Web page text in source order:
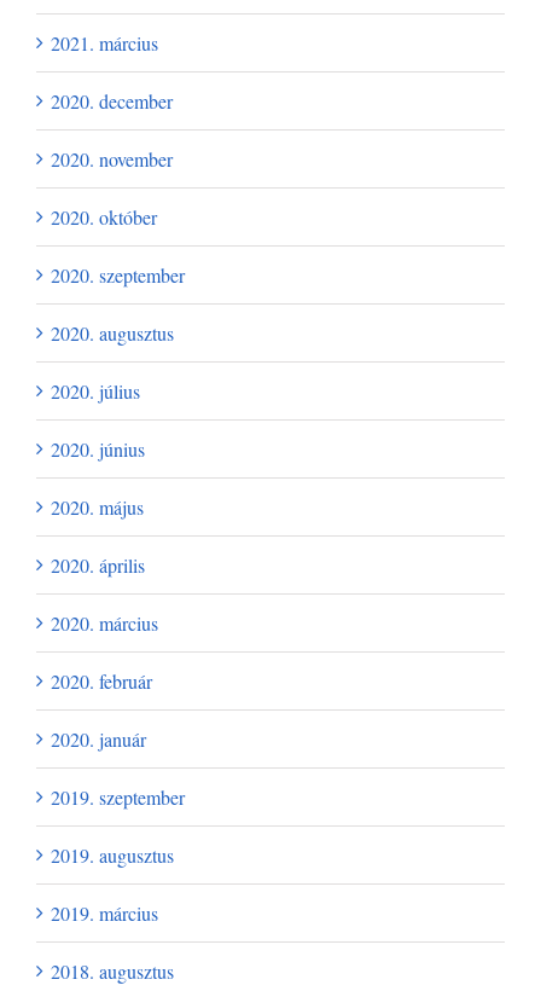
2021. március
2020. december
2020. november
2020. október
2020. szeptember
2020. augusztus
2020. július
2020. június
2020. május
2020. április
2020. március
2020. február
2020. január
2019. szeptember
2019. augusztus
2019. március
2018. augusztus